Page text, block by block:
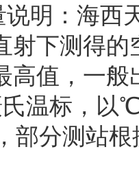
明：海西
射下测得
高值，一
温标，以
部分测站